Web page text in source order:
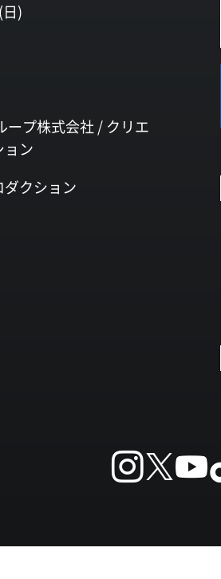
)
ープ株式会社 / クリエ
ョン
クション